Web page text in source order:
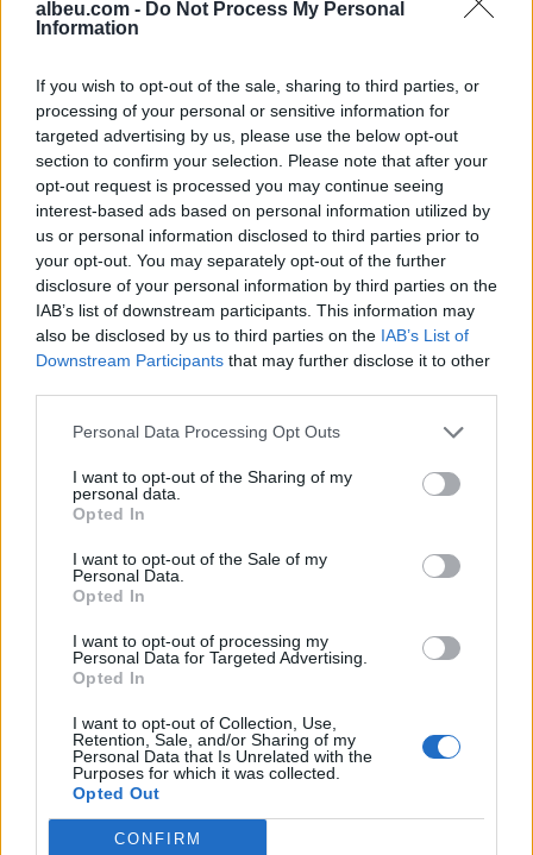
albeu.com - Do Not Process My Personal
Information
If you wish to opt-out of the sale, sharing to third parties, or
processing of your personal or sensitive information for
targeted advertising by us, please use the below opt-out
section to confirm your selection. Please note that after your
opt-out request is processed you may continue seeing
interest-based ads based on personal information utilized by
us or personal information disclosed to third parties prior to
your opt-out. You may separately opt-out of the further
disclosure of your personal information by third parties on the
IAB’s list of downstream participants. This information may
also be disclosed by us to third parties on the IAB’s List of
Downstream Participants that may further disclose it to other
Personal Data Processing Opt Outs
I want to opt-out of the Sharing of my
personal data.
Opted In
I want to opt-out of the Sale of my
Personal Data.
Opted In
I want to opt-out of processing my
Personal Data for Targeted Advertising.
Opted In
I want to opt-out of Collection, Use,
Retention, Sale, and/or Sharing of my
Personal Data that Is Unrelated with the
Purposes for which it was collected.
Opted Out
CONFIRM
Tags:
Volkswagen
vendos rekord dhe
regjistrohet në Guinness
Ja pse shoferët e ulin
radion gjatë parkimit në
Toyota po përgatit një
supermakinë ekskluzive
me dy vende
Ja çfarë ndodh me
sistemin e frenimit kur
makina qëndron gjatë në